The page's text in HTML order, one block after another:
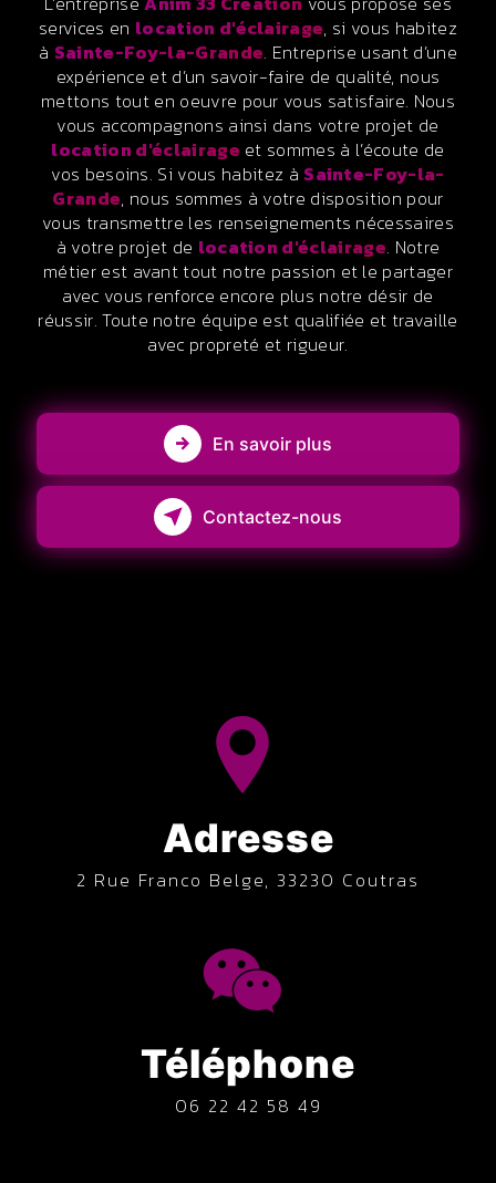
services en location d'éclairage, si vous habitez
à Sainte-Foy-la-Grande. Entreprise usant d’une
expérience et d’un savoir-faire de qualité, nous
mettons tout en oeuvre pour vous satisfaire. Nous
vous accompagnons ainsi dans votre projet de
location d'éclairage et sommes à l’écoute de
vos besoins. Si vous habitez à Sainte-Foy-la-
Grande, nous sommes à votre disposition pour
vous transmettre les renseignements nécessaires
à votre projet de location d'éclairage. Notre
métier est avant tout notre passion et le partager
avec vous renforce encore plus notre désir de
réussir. Toute notre équipe est qualifiée et travaille
avec propreté et rigueur.
En savoir plus
Contactez-nous
Adresse
2 Rue Franco Belge, 33230 Coutras
Téléphone
06 22 42 58 49